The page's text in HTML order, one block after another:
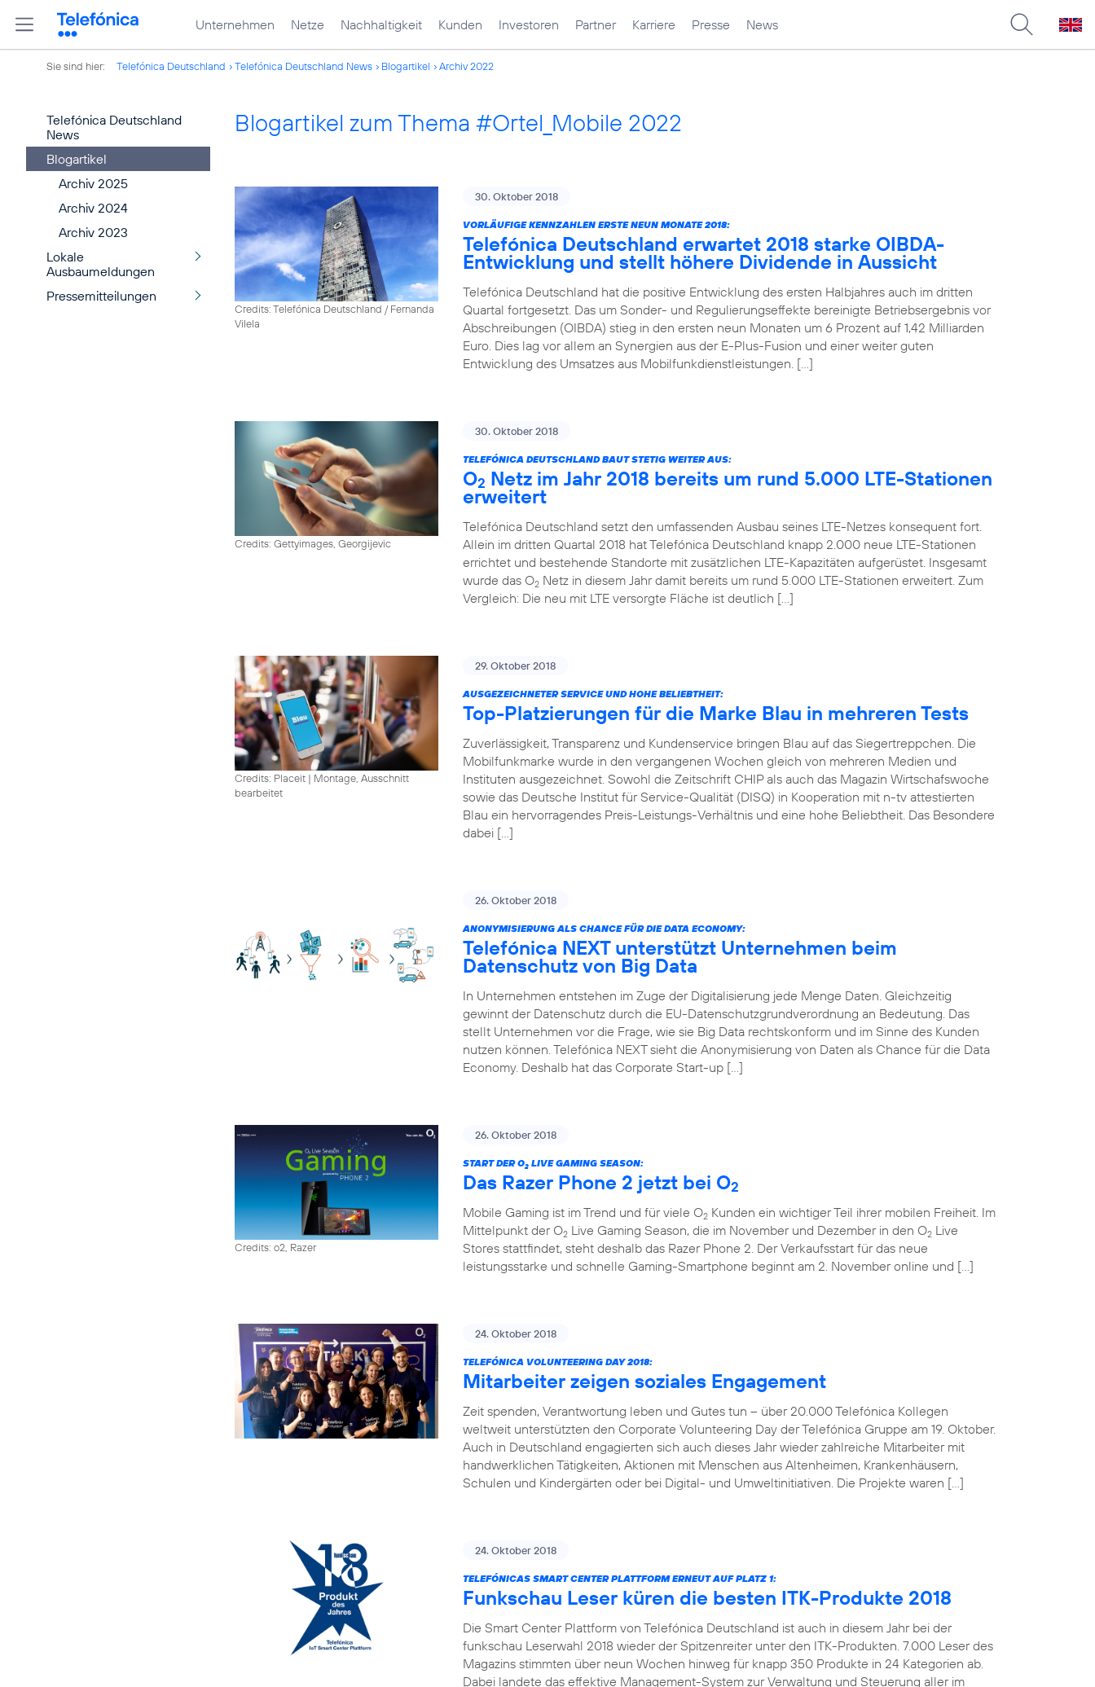
Unternehmen Netze Nachhaltigkeit Kunden Investoren Partner Karriere Presse News
Sie sind hier: Telefónica Deutschland Telefónica Deutschland News Blogartikel Archiv 2022
Telefónica Deutschland
News
Blogartikel
Archiv 2025
Archiv 2024
Archiv 2023
Lokale
Ausbaumeldungen
Pressemitteilungen
Blogartikel zum Thema #Ortel_Mobile 2022
Credits: Telefónica Deutschland / Fernanda
Vilela
30. Oktober 2018
VORLÄUFIGE KENNZAHLEN ERSTE NEUN MONATE 2018:
Telefónica Deutschland erwartet 2018 starke OIBDA-
Entwicklung und stellt höhere Dividende in Aussicht
Telefónica Deutschland hat die positive Entwicklung des ersten Halbjahres auch im dritten
Quartal fortgesetzt. Das um Sonder- und Regulierungseffekte bereinigte Betriebsergebnis vor
Abschreibungen (OIBDA) stieg in den ersten neun Monaten um 6 Prozent auf 1,42 Milliarden
Euro. Dies lag vor allem an Synergien aus der E-Plus-Fusion und einer weiter guten
Entwicklung des Umsatzes aus Mobilfunkdienstleistungen. […]
Credits: Gettyimages, Georgijevic
30. Oktober 2018
TELEFÓNICA DEUTSCHLAND BAUT STETIG WEITER AUS:
O2 Netz im Jahr 2018 bereits um rund 5.000 LTE-Stationen
erweitert
Telefónica Deutschland setzt den umfassenden Ausbau seines LTE-Netzes konsequent fort.
Allein im dritten Quartal 2018 hat Telefónica Deutschland knapp 2.000 neue LTE-Stationen
errichtet und bestehende Standorte mit zusätzlichen LTE-Kapazitäten aufgerüstet. Insgesamt
wurde das O2 Netz in diesem Jahr damit bereits um rund 5.000 LTE-Stationen erweitert. Zum
Vergleich: Die neu mit LTE versorgte Fläche ist deutlich […]
Credits: Placeit | Montage, Ausschnitt
bearbeitet
29. Oktober 2018
AUSGEZEICHNETER SERVICE UND HOHE BELIEBTHEIT:
Top-Platzierungen für die Marke Blau in mehreren Tests
Zuverlässigkeit, Transparenz und Kundenservice bringen Blau auf das Siegertreppchen. Die
Mobilfunkmarke wurde in den vergangenen Wochen gleich von mehreren Medien und
Instituten ausgezeichnet. Sowohl die Zeitschrift CHIP als auch das Magazin Wirtschafswoche
sowie das Deutsche Institut für Service-Qualität (DISQ) in Kooperation mit n-tv attestierten
Blau ein hervorragendes Preis-Leistungs-Verhältnis und eine hohe Beliebtheit. Das Besondere
dabei […]
26. Oktober 2018
ANONYMISIERUNG ALS CHANCE FÜR DIE DATA ECONOMY:
Telefónica NEXT unterstützt Unternehmen beim
Datenschutz von Big Data
In Unternehmen entstehen im Zuge der Digitalisierung jede Menge Daten. Gleichzeitig
gewinnt der Datenschutz durch die EU-Datenschutzgrundverordnung an Bedeutung. Das
stellt Unternehmen vor die Frage, wie sie Big Data rechtskonform und im Sinne des Kunden
nutzen können. Telefónica NEXT sieht die Anonymisierung von Daten als Chance für die Data
Economy. Deshalb hat das Corporate Start-up […]
Credits: o2, Razer
26. Oktober 2018
START DER O2 LIVE GAMING SEASON:
Das Razer Phone 2 jetzt bei O2
Mobile Gaming ist im Trend und für viele O2 Kunden ein wichtiger Teil ihrer mobilen Freiheit. Im
Mittelpunkt der O2 Live Gaming Season, die im November und Dezember in den O2 Live
Stores stattfindet, steht deshalb das Razer Phone 2. Der Verkaufsstart für das neue
leistungsstarke und schnelle Gaming-Smartphone beginnt am 2. November online und […]
24. Oktober 2018
TELEFÓNICA VOLUNTEERING DAY 2018:
Mitarbeiter zeigen soziales Engagement
Zeit spenden, Verantwortung leben und Gutes tun – über 20.000 Telefónica Kollegen
weltweit unterstützten den Corporate Volunteering Day der Telefónica Gruppe am 19. Oktober.
Auch in Deutschland engagierten sich auch dieses Jahr wieder zahlreiche Mitarbeiter mit
handwerklichen Tätigkeiten, Aktionen mit Menschen aus Altenheimen, Krankenhäusern,
Schulen und Kindergärten oder bei Digital- und Umweltinitiativen. Die Projekte waren […]
24. Oktober 2018
TELEFÓNICAS SMART CENTER PLATTFORM ERNEUT AUF PLATZ 1:
Funkschau Leser küren die besten ITK-Produkte 2018
Die Smart Center Plattform von Telefónica Deutschland ist auch in diesem Jahr bei der
funkschau Leserwahl 2018 wieder der Spitzenreiter unter den ITK-Produkten. 7.000 Leser des
Magazins stimmten über neun Wochen hinweg für knapp 350 Produkte in 24 Kategorien ab.
Dabei landete das effektive Management-System zur Verwaltung und Steuerung aller im